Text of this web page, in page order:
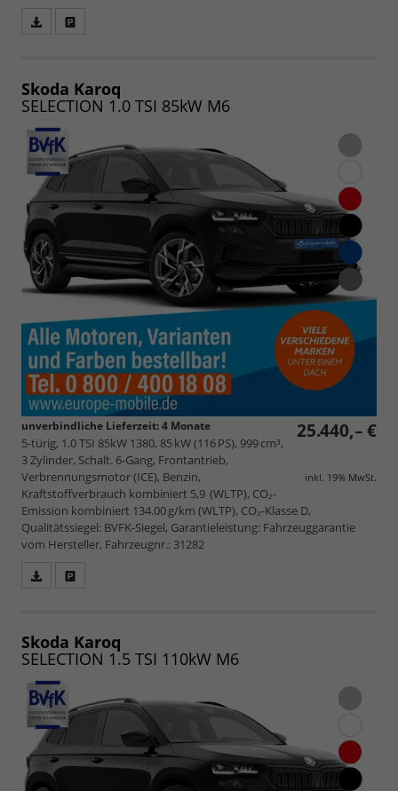
speichern/drucken
Skoda Karoq
SELECTION 1.0 TSI 85kW M6
25.440,– €
inkl. 19% MwSt.
unverbindliche Lieferzeit:4 Monate
5-türig, 1.0 TSI 85kW 1380, 85 kW (116 PS), 999 cm³,
3 Zylinder, Schalt. 6-Gang, Frontantrieb,
Verbrennungsmotor (ICE), Benzin,
Kraftstoffverbrauch kombiniert 5,9 (WLTP), CO₂-
Emission kombiniert 134.00 g/km (WLTP), CO₂-Klasse D,
Qualitätssiegel: BVFK-Siegel, Garantieleistung: Fahrzeuggarantie
vom Hersteller, Fahrzeugnr.: 31282
speichern/drucken
Skoda Karoq
SELECTION 1.5 TSI 110kW M6